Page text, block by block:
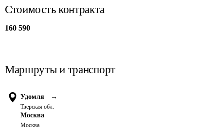
Стоимость контракта
160 590
Маршруты и транспорт
Удомля →
Тверская обл.
Москва
Москва